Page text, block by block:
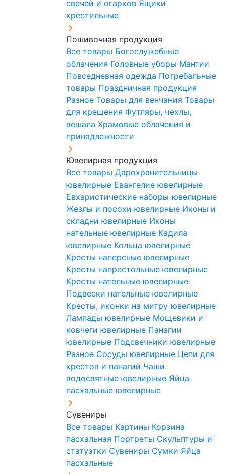
свечей и огарков Ящики
крестильные
Пошивочная продукция
Все товары Богослужебные
облачения Головные уборы Мантии
Повседневная одежда Погребальные
товары Праздничная продукция
Разное Товары для венчания Товары
для крещения Футляры, чехлы,
вешала Храмовые облачения и
принадлежности
Ювелирная продукция
Все товары Дарохранительницы
ювелирные Евангелие ювелирные
Евхаристические наборы ювелирные
Жезлы и посохи ювелирные Иконы и
складни ювелирные Иконы
нательные ювелирные Кадила
ювелирные Кольца ювелирные
Кресты наперсные ювелирные
Кресты напрестольные ювелирные
Кресты нательные ювелирные
Подвески нательные ювелирные
Кресты, иконки на митру ювелирные
Лампады ювелирные Мощевики и
ковчеги ювелирные Панагии
ювелирные Подсвечники ювелирные
Разное Сосуды ювелирные Цепи для
крестов и панагий Чаши
водосвятные ювелирные Яйца
пасхальные ювелирные
Сувениры
Все товары Картины Корзина
пасхальная Портреты Скульптуры и
статуэтки Сувениры Сумки Яйца
пасхальные